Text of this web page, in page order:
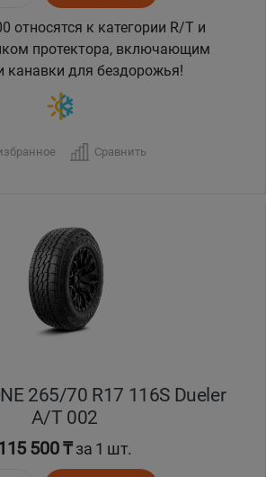
относятся к категории R/T и
протектора, включающим
канавки для бездорожья!
Сравнить
265/70 R17 116S Dueler
A/T 002
500 ₸за 1 шт.